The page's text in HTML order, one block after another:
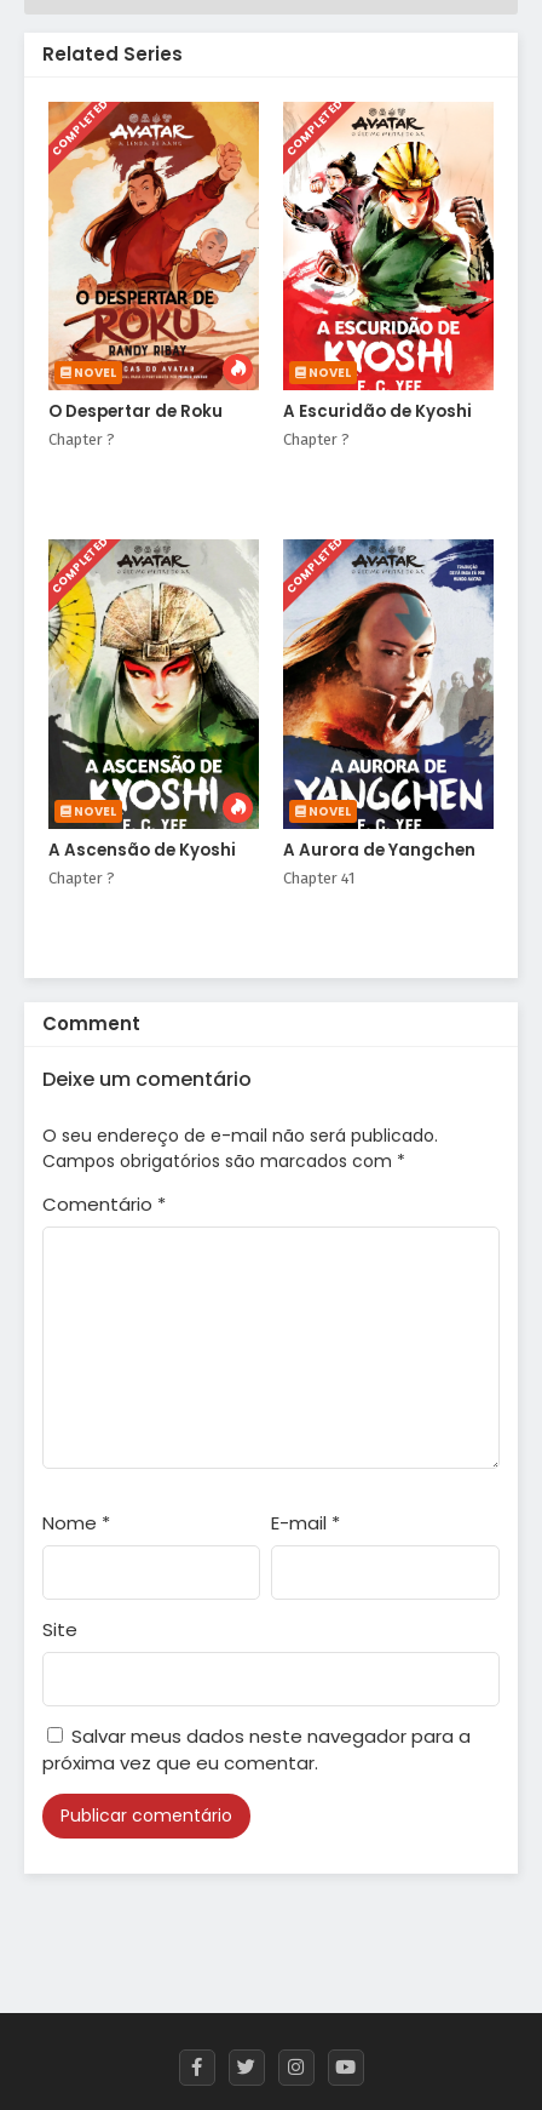
Related Series
COMPLETED
NOVEL
O Despertar de Roku
Chapter ?
COMPLETED
NOVEL
A Escuridão de Kyoshi
Chapter ?
COMPLETED
NOVEL
A Ascensão de Kyoshi
Chapter ?
COMPLETED
NOVEL
A Aurora de Yangchen
Chapter 41
Comment
Deixe um comentário
O seu endereço de e-mail não será publicado.
Campos obrigatórios são marcados com *
Comentário *
Nome * E-mail *
Site
Salvar meus dados neste navegador para a
próxima vez que eu comentar.
Alternative: